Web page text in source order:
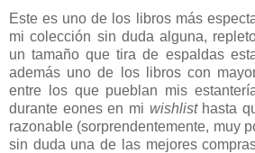
Este es uno de los libros más
mi colección sin duda alguna,
un tamaño que tira de espaldas
además uno de los libros con
entre los que pueblan mis
durante eones en mi wishlisthasta
razonable (sorprendentemente, muy
sin duda una de las mejores